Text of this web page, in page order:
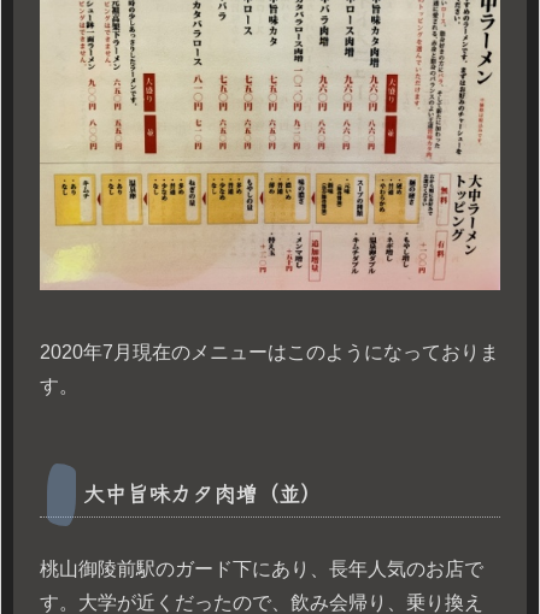
2020年7月現在のメニューはこのようになっておりま
す。
大中旨味カタ肉増（並）
桃山御陵前駅のガード下にあり、長年人気のお店で
す。大学が近くだったので、飲み会帰り、乗り換え